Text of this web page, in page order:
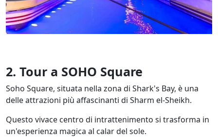
2. Tour a SOHO Square
Soho Square, situata nella zona di Shark's Bay, è una
delle attrazioni più affascinanti di Sharm el-Sheikh.
Questo vivace centro di intrattenimento si trasforma in
un'esperienza magica al calar del sole.